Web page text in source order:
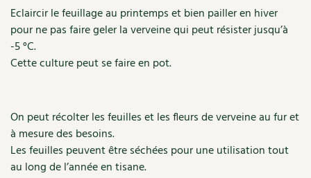
Recettes sans gluten
Conception et gros oeuvre
Matériaux écologiques
Entre abonné·es
Trucs & astuces
Trocs & petites annonces
Appels à témoignage
Eclaircir le feuillage au printemps et bien pailler en hiver
pour ne pas faire geler la verveine qui peut résister jusqu’à
-5 °C.
Cette culture peut se faire en pot.
On peut récolter les feuilles et les fleurs de verveine au fur et
à mesure des besoins.
Les feuilles peuvent être séchées pour une utilisation tout
au long de l’année en tisane.